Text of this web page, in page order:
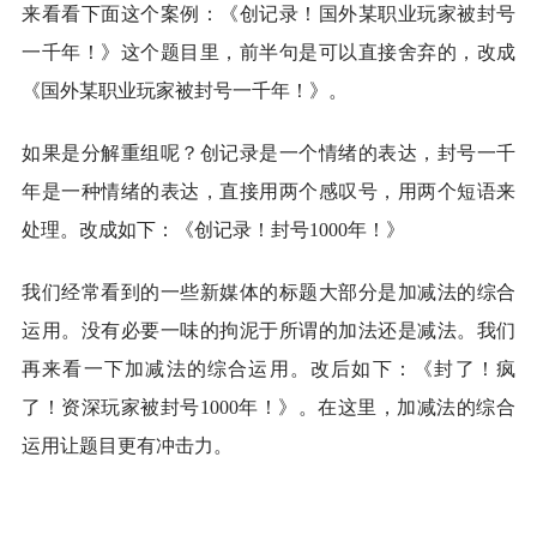
来看看下面这个案例：《创记录！国外某职业玩家被封号
一千年！》这个题目里，前半句是可以直接舍弃的，改成
《国外某职业玩家被封号一千年！》。
如果是分解重组呢？创记录是一个情绪的表达，封号一千
年是一种情绪的表达，直接用两个感叹号，用两个短语来
处理。改成如下：《创记录！封号1000年！》
我们经常看到的一些新媒体的标题大部分是加减法的综合
运用。没有必要一味的拘泥于所谓的加法还是减法。我们
再来看一下加减法的综合运用。改后如下：《封了！疯
了！资深玩家被封号1000年！》。在这里，加减法的综合
运用让题目更有冲击力。